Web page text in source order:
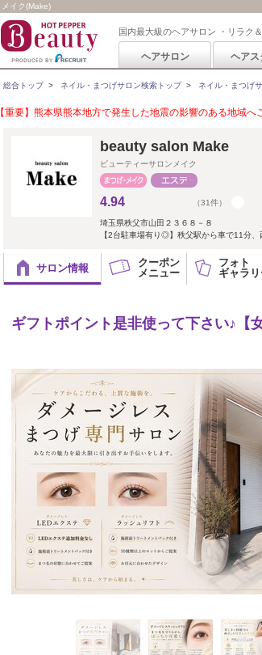
メイク(Make)
国内最大級のヘアサロン ・リラク
ヘアサロン ヘアス
総合トップ> ネイル・まつげサロン検索トップ> ネイル・まつげ
【重要】熊本県熊本地方で発生した地震の影響のある地域
beauty salon Make
ビューティーサロンメイク
4.94 （31件）
埼玉県秩父市山田２３６８－８
【2台駐車場有り◎】秩父駅から車で11分
サロン情報
クーポン
メニュー
フォト
ギャラ
ギフトポイント是非使って下さい♪【